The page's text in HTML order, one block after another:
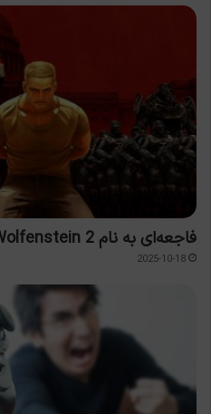
فاجعه‌ای به نام Wolfenstein 2 قسمت اول
2025-10-18